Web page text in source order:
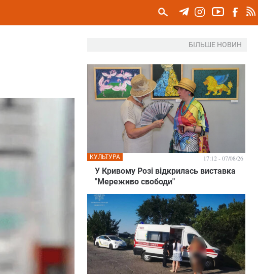
БІЛЬШЕ НОВИН
У Кривому Розі відкрилась виставка
"Мереживо свободи"
КУЛЬТУРА 17:12 - 07/08/26